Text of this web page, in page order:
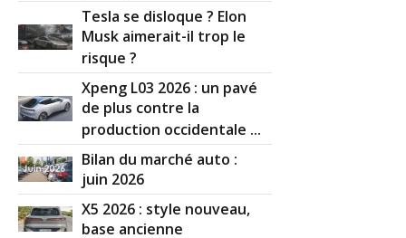
Tesla se disloque ? Elon
Musk aimerait-il trop le
risque ?
Xpeng L03 2026 : un pavé
de plus contre la
production occidentale ...
Bilan du marché auto :
juin 2026
X5 2026 : style nouveau,
base ancienne